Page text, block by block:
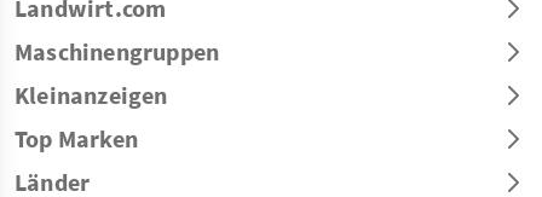
Landwirt.com
Maschinengruppen
Kleinanzeigen
Top Marken
Länder